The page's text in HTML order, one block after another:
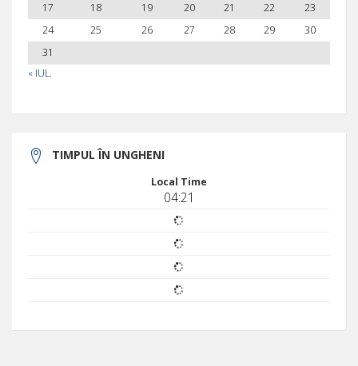
« IUL.
17
18 19 20 21 22
23
24
25 26 27 28 29
30
31
TIMPUL ÎN UNGHENI
Local Time
04:21